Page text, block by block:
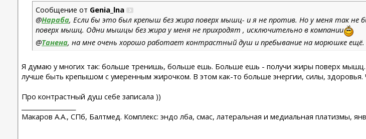
Сообщение от Genia_lna
@Нараба, Если бы это был крепыш без жира поверх мышц- и я не против. Но у меня так не
поверх мышц. Одни мышцы без жира у меня не прихродят , исключительно в компании
@Танена, на мне очень хорошо работает контрастный душ и пребывание на морюшке
Я думаю у многих так: больше тренишь, больше ешь. Больше ешь - получи жиры поверх
лучше быть крепышом с умеренным жирочком. В этом как-то больше энергии, силы, здоровья.
Про контрастный душ себе записала ))
Макаров А.А., СПб, Балтмед. Комплекс: эндо лба, смас, латеральная и медиальная платизмы,